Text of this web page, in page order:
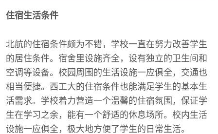
住宿生活条件
北航的住宿条件颇为不错，学校一直在努力改善学生
的居住条件。宿舍里设施齐全，设有独立的卫生间和
空调等设备。校园周围的生活设施一应俱全，交通也
相当便捷。西工大的住宿条件也能满足学生的基本生
活需求。学校着力营造一个温馨的住宿氛围，保证学
生在学习之余，能有一个舒适的休息场所。校内生活
设施一应俱全，极大地方便了学生的日常生活。